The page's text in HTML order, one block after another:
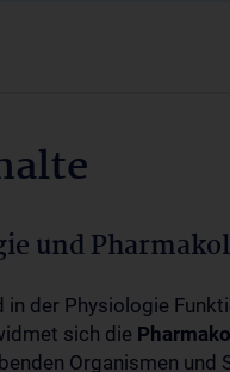
und
in der Physiologie
sich die
Organismen und